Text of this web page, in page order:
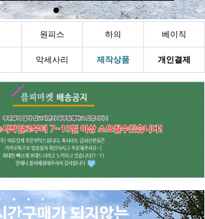
원피스 하의 베이직
악세사리 제작상품 개인결제